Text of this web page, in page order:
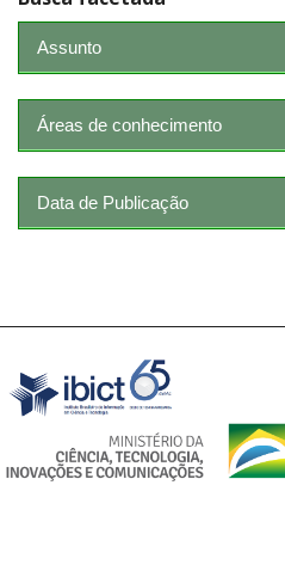
Assunto
Áreas de conhecimento
Data de Publicação